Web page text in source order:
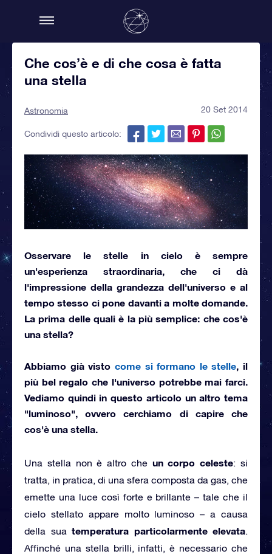
Che cos’è e di che cosa è fatta
una stella
Astronomia 20 Set 2014
Condividi questo articolo:
Osservare le stelle in cielo è sempre
un'esperienza straordinaria, che ci dà
l'impressione della grandezza dell'universo e al
tempo stesso ci pone davanti a molte domande.
La prima delle quali è la più semplice: che cos'è
una stella?
Abbiamo già visto come si formano le stelle, il
più bel regalo che l'universo potrebbe mai farci.
Vediamo quindi in questo articolo un altro tema
"luminoso", ovvero cerchiamo di capire che
cos'è una stella.
Una stella non è altro che un corpo celeste: si
tratta, in pratica, di una sfera composta da gas, che
emette una luce così forte e brillante – tale che il
cielo stellato appare molto luminoso – a causa
della sua temperatura particolarmente elevata.
Affinché una stella brilli, infatti, è necessario che